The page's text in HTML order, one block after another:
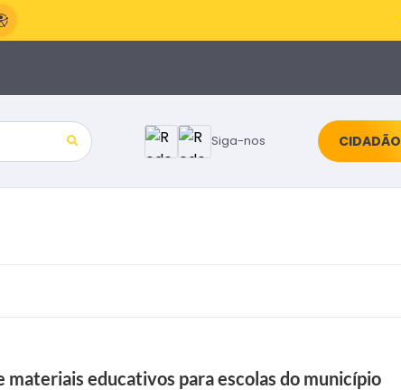
Siga-nos CIDADÃO
educativos para escolas do município